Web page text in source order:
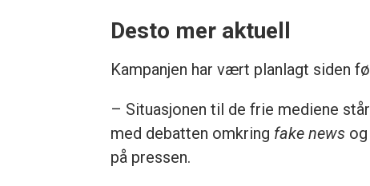
Desto mer aktuell
Kampanjen har vært planlagt siden
– Situasjonen til de frie mediene
med debatten omkring fake news
på pressen.